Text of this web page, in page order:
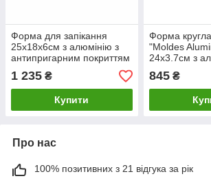
Форма для запікання
25х18х6см з алюмінію з
антипригарним покриттям
1 235 ₴
Купити
Форма
"Moldes
24х3.7см з
Lacor
845₴
Про нас
100% позитивних з 21 відгука за рік